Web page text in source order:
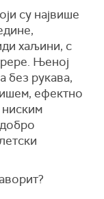
су највише
хаљини, с
Њеној
без рукава,
ефектно